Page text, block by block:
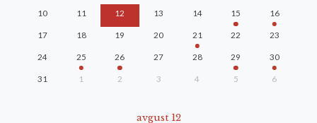
10 11 12 13 14 15 16
17 18 19 20 21 22 23
24 25 26 27 28 29 30
31 1 2 3 4 5 6
avgust 12